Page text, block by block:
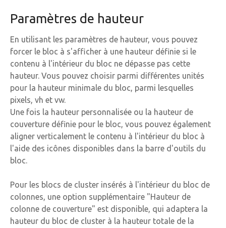
Paramètres de hauteur
En utilisant les paramètres de hauteur, vous pouvez
forcer le bloc à s'afficher à une hauteur définie si le
contenu à l'intérieur du bloc ne dépasse pas cette
hauteur. Vous pouvez choisir parmi différentes unités
pour la hauteur minimale du bloc, parmi lesquelles
pixels, vh et vw.
Une fois la hauteur personnalisée ou la hauteur de
couverture définie pour le bloc, vous pouvez également
aligner verticalement le contenu à l'intérieur du bloc à
l'aide des icônes disponibles dans la barre d'outils du
bloc.
Pour les blocs de cluster insérés à l'intérieur du bloc de
colonnes, une option supplémentaire "Hauteur de
colonne de couverture" est disponible, qui adaptera la
hauteur du bloc de cluster à la hauteur totale de la